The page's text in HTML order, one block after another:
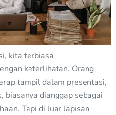
kita terbiasa
keterlihatan. Orang
tampil dalam presentasi,
biasanya dianggap sebagai
Tapi di luar lapisan